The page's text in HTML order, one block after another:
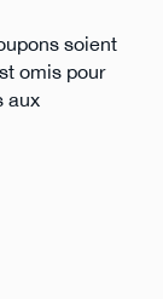
soient
omis pour
aux